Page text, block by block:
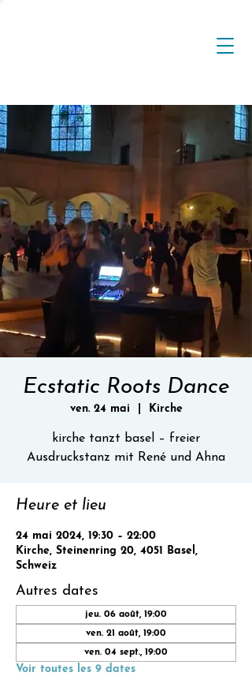
Ecstatic Roots Dance
ven. 24 mai Kirche
kirche tanzt basel – freier
Ausdruckstanz mit René und Ahna
Heure et lieu
24 mai 2024, 19:30 – 22:00
Kirche, Steinenring 20, 4051 Basel,
Schweiz
Autres dates
jeu. 06 août, 19:00
ven. 21 août, 19:00
ven. 04 sept., 19:00
Voir toutes les 9 dates